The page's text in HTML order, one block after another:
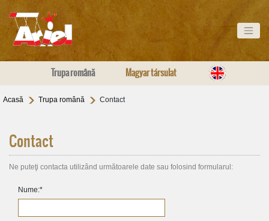
Trupa română Magyar társulat
Acasă Trupa română Contact
Contact
Ne puteţi contacta utilizând următoarele date sau folosind formularul:
Nume:*